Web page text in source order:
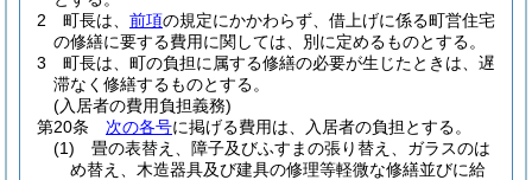
2
町長は、 前項の規定にかかわらず、借上げに係る町営住宅
の修繕に要する費用に関しては、別に定めるものとする。
3
町長は、町の負担に属する修繕の必要が生じたときは、遅
滞なく修繕するものとする。
(入居者の費用負担義務)
第20条
次の各号に掲げる費用は、入居者の負担とする。
(1)
畳の表替え、障子及びふすまの張り替え、ガラスのは
め替え、木造器具及び建具の修理等軽微な修繕並びに給